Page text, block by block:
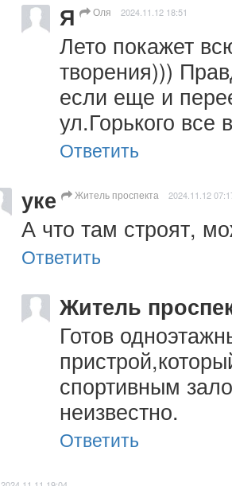
Я Оля 2024.11.12 18:51
Лето покажет
творения)))
если еще и
ул.Горького все
Ответить
уке Житель проспекта 2024.11.12
А что там строят,
Ответить
Житель
Готов
спортивным
неизвестно.
Ответить